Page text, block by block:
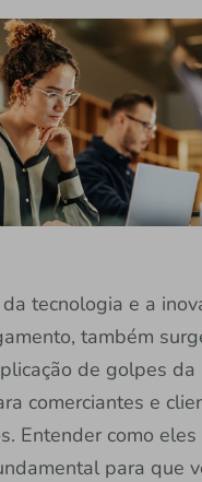
tecnologia e a
também
de golpes da
comerciantes e
Entender como eles
para que